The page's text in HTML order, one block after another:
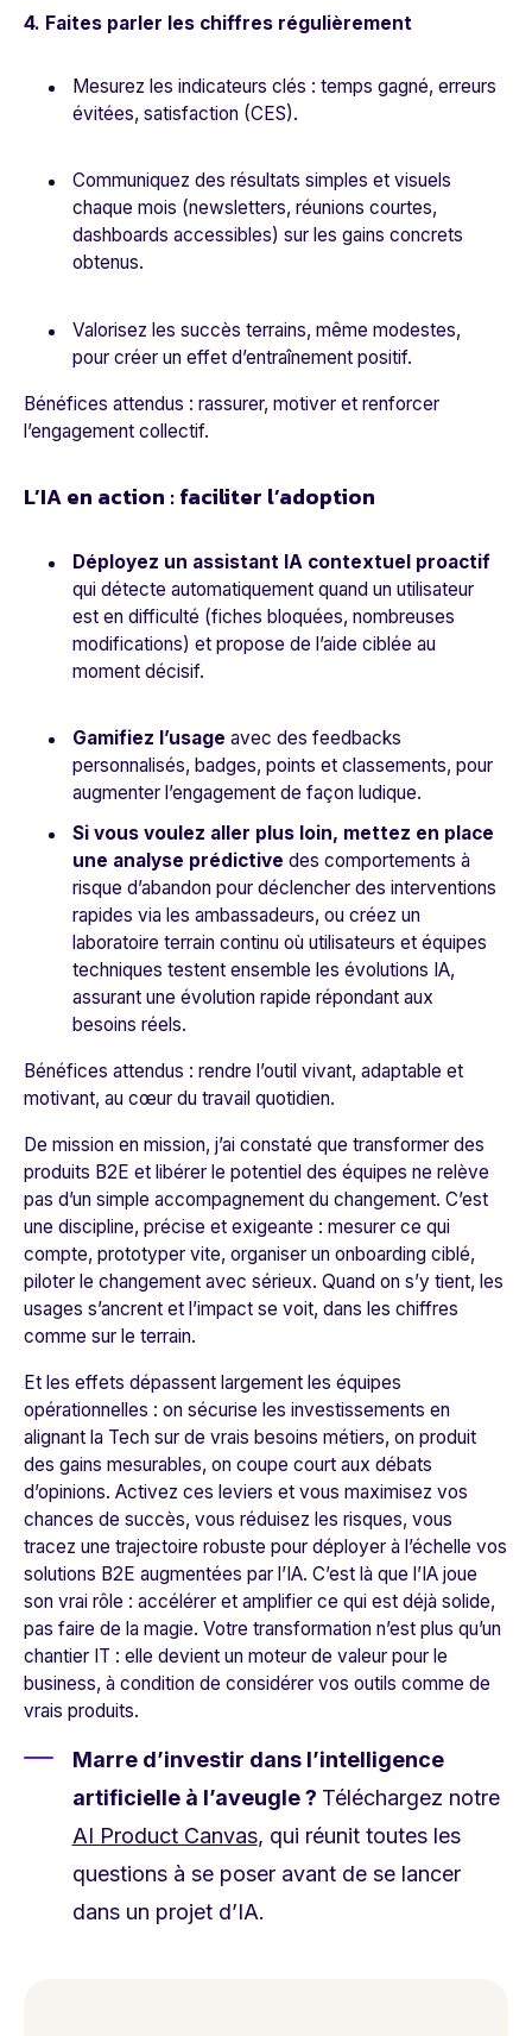
4. Faites parler les chiffres régulièrement
Mesurez les indicateurs clés : temps gagné, erreurs
évitées, satisfaction (CES).
Communiquez des résultats simples et visuels
chaque mois (newsletters, réunions courtes,
dashboards accessibles) sur les gains concrets
obtenus.
Valorisez les succès terrains, même modestes,
pour créer un effet d’entraînement positif.
Bénéfices attendus : rassurer, motiver et renforcer
l’engagement collectif.
L’IA en action : faciliter l’adoption
Déployez un assistant IA contextuel proactif
qui détecte automatiquement quand un utilisateur
est en difficulté (fiches bloquées, nombreuses
modifications) et propose de l’aide ciblée au
moment décisif.
Gamifiez l’usage avec des feedbacks
personnalisés, badges, points et classements, pour
augmenter l’engagement de façon ludique.
Si vous voulez aller plus loin, mettez en place
une analyse prédictive des comportements à
risque d’abandon pour déclencher des interventions
rapides via les ambassadeurs, ou créez un
laboratoire terrain continu où utilisateurs et équipes
techniques testent ensemble les évolutions IA,
assurant une évolution rapide répondant aux
besoins réels.
Bénéfices attendus : rendre l’outil vivant, adaptable et
motivant, au cœur du travail quotidien.
De mission en mission, j’ai constaté que transformer des
produits B2E et libérer le potentiel des équipes ne relève
pas d’un simple accompagnement du changement. C’est
une discipline, précise et exigeante : mesurer ce qui
compte, prototyper vite, organiser un onboarding ciblé,
piloter le changement avec sérieux. Quand on s’y tient, les
usages s’ancrent et l’impact se voit, dans les chiffres
comme sur le terrain.
Et les effets dépassent largement les équipes
opérationnelles : on sécurise les investissements en
alignant la Tech sur de vrais besoins métiers, on produit
des gains mesurables, on coupe court aux débats
d’opinions. Activez ces leviers et vous maximisez vos
chances de succès, vous réduisez les risques, vous
tracez une trajectoire robuste pour déployer à l’échelle vos
solutions B2E augmentées par l’IA. C’est là que l’IA joue
son vrai rôle : accélérer et amplifier ce qui est déjà solide,
pas faire de la magie. Votre transformation n’est plus qu’un
chantier IT : elle devient un moteur de valeur pour le
business, à condition de considérer vos outils comme de
vrais produits.
Marre d’investir dans l’intelligence
artificielle à l’aveugle ? Téléchargez notre
AI Product Canvas, qui réunit toutes les
questions à se poser avant de se lancer
dans un projet d’IA.